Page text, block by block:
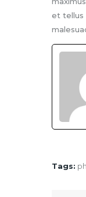
et tellus
Tags: